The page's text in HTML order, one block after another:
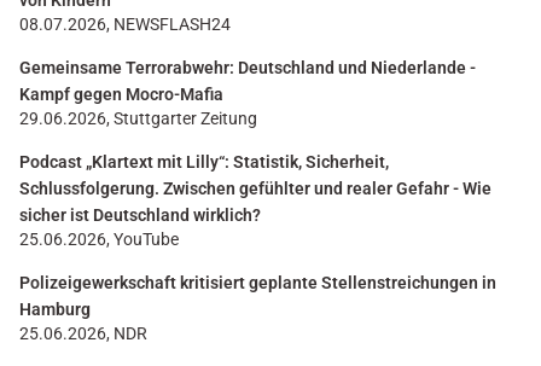
08.07.2026, NEWSFLASH24
Gemeinsame Terrorabwehr: Deutschland und Niederlande -
Kampf gegen Mocro-Mafia
29.06.2026, Stuttgarter Zeitung
Podcast „Klartext mit Lilly“: Statistik, Sicherheit,
Schlussfolgerung. Zwischen gefühlter und realer Gefahr - Wie
sicher ist Deutschland wirklich?
25.06.2026, YouTube
Polizeigewerkschaft kritisiert geplante Stellenstreichungen in
Hamburg
25.06.2026, NDR